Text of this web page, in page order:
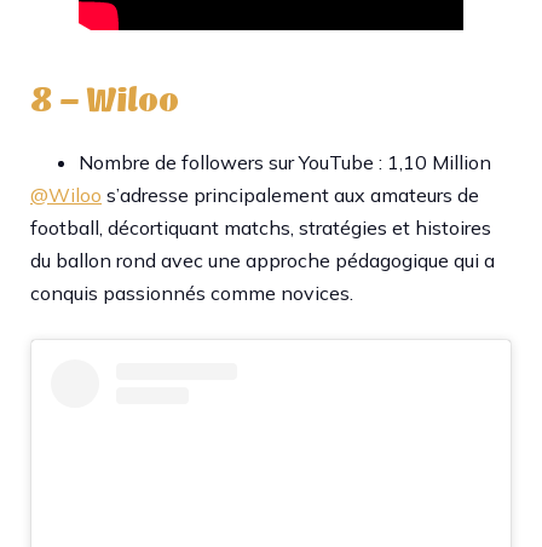
8 – Wiloo
Nombre de followers sur YouTube : 1,10 Million
@Wiloo s’adresse principalement aux amateurs de
football, décortiquant matchs, stratégies et histoires
du ballon rond avec une approche pédagogique qui a
conquis passionnés comme novices.​